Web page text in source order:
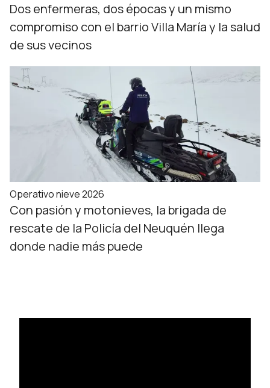
Dos enfermeras, dos épocas y un mismo
compromiso con el barrio Villa María y la salud
de sus vecinos
Operativo nieve 2026
Con pasión y motonieves, la brigada de
rescate de la Policía del Neuquén llega
donde nadie más puede